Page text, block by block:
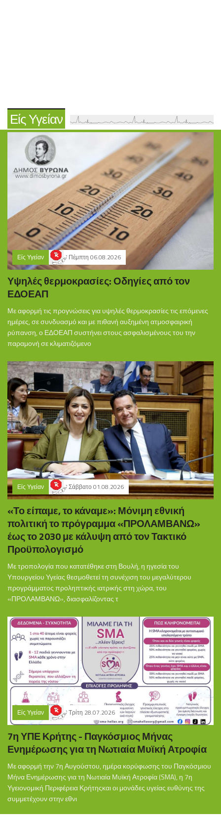
Είς Υγείαν
Είς Υγείαν Πέμπτη 06.08.2026
Υψηλές θερμοκρασίες: Οδηγίες από τον
ΕΔΟΕΑΠ
Με αφορμή τις προγνώσεις για υψηλές θερμοκρασίες τις επόμενες
ημέρες, σε συνδυασμό και με πιθανή αυξημένη ατμοσφαιρική
ρύπανση, ο ΕΔΟΕΑΠ συστήνει στους ασφαλισμένους του την
παραμονή σε κλιματιζόμενο
Είς Υγείαν Σάββατο 01.08.2026
«Το είπαμε, το κάναμε»: Μόνιμη εθνική
πολιτική το πρόγραμμα «ΠΡΟΛΑΜΒΑΝΩ»
έως το 2030 με κάλυψη από τον Τακτικό
Προϋπολογισμό
Με τροπολογία που κατατέθηκε στη Βουλή, η ηγεσία του
Υπουργείου Υγείας θεσμοθετεί τη συνέχιση του μεγαλύτερου
προγράμματος προληπτικής ιατρικής στη χώρα, του
«ΠΡΟΛΑΜΒΑΝΩ», διασφαλίζοντας τ
Είς Υγείαν Τρίτη 28.07.2026
7η ΥΠΕ Κρήτης - Παγκόσμιος Μήνας
Ενημέρωσης για τη Νωτιαία Μυϊκή Ατροφία
Με αφορμή την 7η Αυγούστου, ημέρα κορύφωσης του Παγκόσμιου
Μήνα Ενημέρωσης για τη Νωτιαία Μυϊκή Ατροφία (SMA), η 7η
Υγειονομική Περιφέρεια Κρήτηςκαι οι μονάδες υγείας ευθύνης της
συμμετέχουν στην εθνι